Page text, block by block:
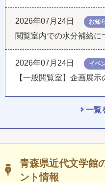
2026年07月24日 お知
閲覧室内での水分補給に
2026年07月24日 イベ
【一般閲覧室】企画展示
一覧
青森県近代文学館
ント情報